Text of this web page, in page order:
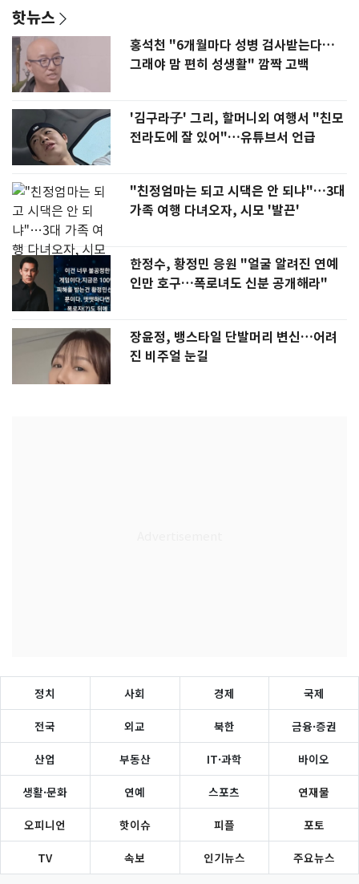
핫뉴스
홍석천 "6개월마다 성병 검사받는다…
그래야 맘 편히 성생활" 깜짝 고백
'김구라子' 그리, 할머니외 여행서 "친모
전라도에 잘 있어"…유튜브서 언급
"친정엄마는 되고 시댁은 안 되냐"…3대
가족 여행 다녀오자, 시모 '발끈'
한정수, 황정민 응원 "얼굴 알려진 연예
인만 호구…폭로녀도 신분 공개해라"
장윤정, 뱅스타일 단발머리 변신…어려
진 비주얼 눈길
정치 사회 경제 국제
전국 외교 북한 금융·증권
산업 부동산 IT·과학 바이오
생활·문화 연예 스포츠 연재물
오피니언 핫이슈 피플 포토
TV 속보 인기뉴스 주요뉴스